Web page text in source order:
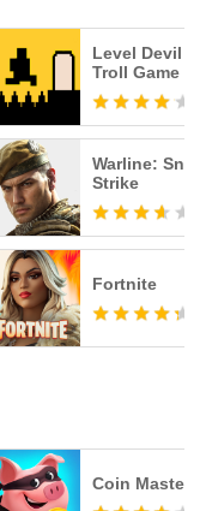
Level Devil -
Troll Game
Warline:
Strike
Fortnite
Coin Master